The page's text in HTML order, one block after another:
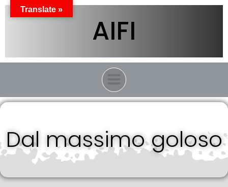
Vai
contenuto
AIFI
Dal massimo goloso
Translate »